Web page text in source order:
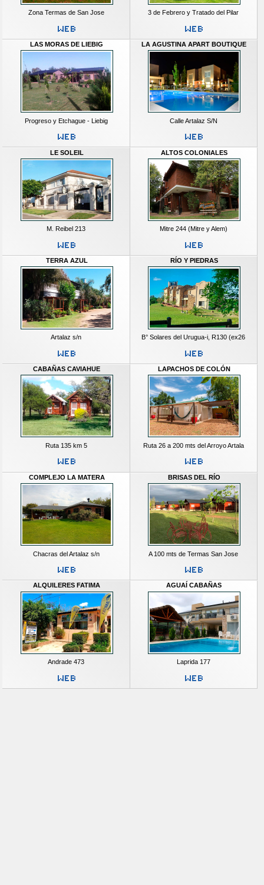
Zona Termas de San Jose 3 de Febrero y Tratado del Pilar
LAS MORAS DE LIEBIG
Progreso y Etchague - Liebig
LA AGUSTINA APART BOUTIQUE
Calle Artalaz S/N
LE SOLEIL
M. Reibel 213
ALTOS COLONIALES
Mitre 244 (Mitre y Alem)
TERRA AZUL
Artalaz s/n
RÍO Y PIEDRAS
B° Solares del Urugua-i, R130 (ex26
CABAÑAS CAVIAHUE
Ruta 135 km 5
LAPACHOS DE COLÓN
Ruta 26 a 200 mts del Arroyo Artala
COMPLEJO LA MATERA
Chacras del Artalaz s/n
BRISAS DEL RÍO
A 100 mts de Termas San Jose
ALQUILERES FATIMA
Andrade 473
AGUAÍ CABAÑAS
Laprida 177